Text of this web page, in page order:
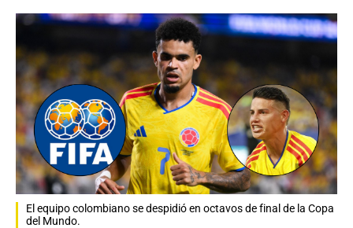
El equipo colombiano se despidió en octavos de final de la Copa
del Mundo.